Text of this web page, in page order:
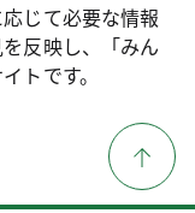
じて必要な情報
反映し、「みん
トです。